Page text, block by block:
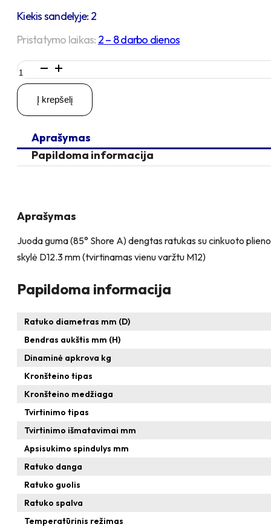
Kiekis sandelyje: 2
Pristatymo laikas: 2 – 8 darbo dienos
produkto
kiekis:
D200
H230
205KG
ratukas
su
kiauryme
Į krepšelį
Aprašymas
Papildoma informacija
Aprašymas
Juoda guma (85° Shore A) dengtas ratukas su cinkuoto
skylė D12.3 mm (tvirtinamas vienu varžtu M12)
Papildoma informacija
Ratuko diametras mm (D)
Bendras aukštis mm (H)
Dinaminė apkrova kg
Kronšteino tipas
Kronšteino medžiaga
Tvirtinimo tipas
Tvirtinimo išmatavimai mm
Apsisukimo spindulys mm
Ratuko danga
Ratuko guolis
Ratuko spalva
Temperatūrinis režimas